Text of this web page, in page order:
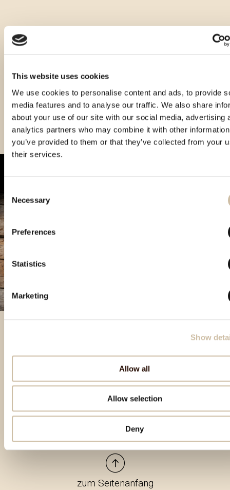
This website uses cookies
We use cookies to personalise content and ads, to provide
media features and to analyse our traffic. We also share
about your use of our site with our social media, advertising
analytics partners who may combine it with other
you’ve provided to them or that they’ve collected from your
their services.
Selection
Necessary
Preferences
Statistics
Marketing
Show
Allow all
Allow selection
Deny
Besondere Produkte
zum Seitenanfang